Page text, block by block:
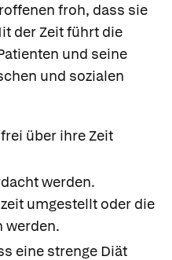
froh, dass sie
der Zeit führt die
und seine
und sozialen
über ihre Zeit
werden.
umgestellt oder die
werden.
eine strenge Diät